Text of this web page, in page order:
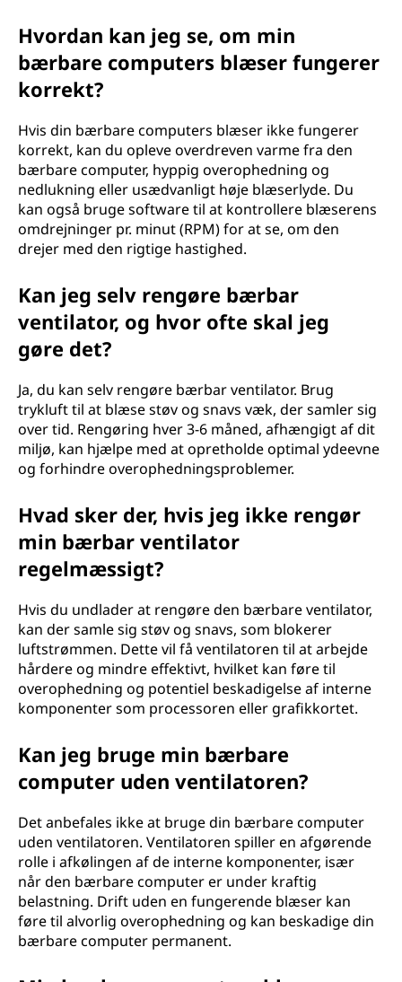
Hvordan kan jeg se, om min
bærbare computers blæser fungerer
korrekt?
Hvis din bærbare computers blæser ikke fungerer
korrekt, kan du opleve overdreven varme fra den
bærbare computer, hyppig overophedning og
nedlukning eller usædvanligt høje blæserlyde. Du
kan også bruge software til at kontrollere blæserens
omdrejninger pr. minut (RPM) for at se, om den
drejer med den rigtige hastighed.
Kan jeg selv rengøre bærbar
ventilator, og hvor ofte skal jeg
gøre det?
Ja, du kan selv rengøre bærbar ventilator. Brug
trykluft til at blæse støv og snavs væk, der samler sig
over tid. Rengøring hver 3-6 måned, afhængigt af dit
miljø, kan hjælpe med at opretholde optimal ydeevne
og forhindre overophedningsproblemer.
Hvad sker der, hvis jeg ikke rengør
min bærbar ventilator
regelmæssigt?
Hvis du undlader at rengøre den bærbare ventilator,
kan der samle sig støv og snavs, som blokerer
luftstrømmen. Dette vil få ventilatoren til at arbejde
hårdere og mindre effektivt, hvilket kan føre til
overophedning og potentiel beskadigelse af interne
komponenter som processoren eller grafikkortet.
Kan jeg bruge min bærbare
computer uden ventilatoren?
Det anbefales ikke at bruge din bærbare computer
uden ventilatoren. Ventilatoren spiller en afgørende
rolle i afkølingen af de interne komponenter, især
når den bærbare computer er under kraftig
belastning. Drift uden en fungerende blæser kan
føre til alvorlig overophedning og kan beskadige din
bærbare computer permanent.